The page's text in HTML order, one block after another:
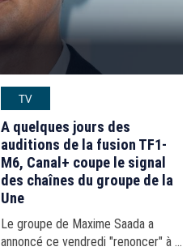
TV
A quelques jours des
auditions de la fusion TF1-
M6, Canal+ coupe le signal
des chaînes du groupe de la
Une
Le groupe de Maxime Saada a
annoncé ce vendredi "renoncer" à la